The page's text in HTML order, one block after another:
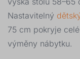
Nastavitelný
75 cm pokryje
výměny nábytku.